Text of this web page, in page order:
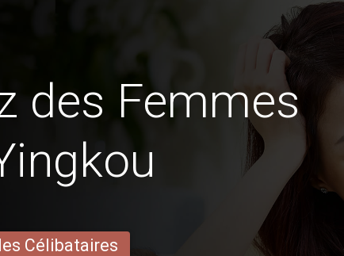
des Femmes
Célibataires